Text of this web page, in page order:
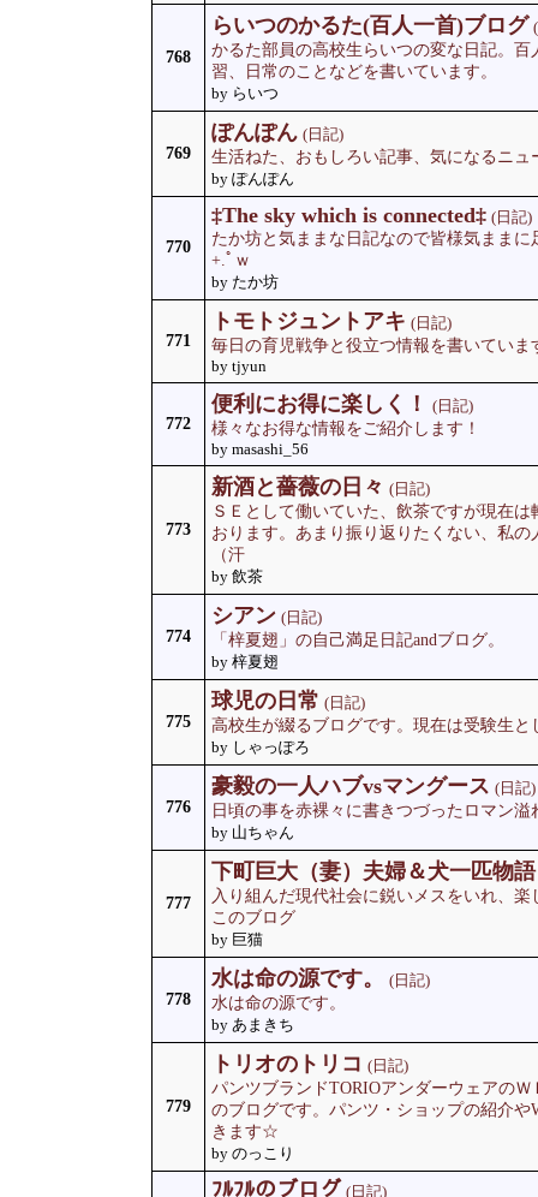
768
らいつのかるた(百人一首)ブログ
かるた部員の高校生らいつの変な日記。
習、日常のことなどを書いています。
by らいつ
769
ぽんぽん (日記)
生活ねた、おもしろい記事、気になるニュ
by ぽんぽん
770
‡The sky which is connected‡ (日記)
たか坊と気ままな日記なので皆様気まま
+.ﾟｗ
by たか坊
771
トモトジュントアキ (日記)
毎日の育児戦争と役立つ情報を書いていま
by tjyun
772
便利にお得に楽しく！
(日記)
様々なお得な情報をご紹介します！
by masashi_56
773
新酒と薔薇の日々 (日記)
ＳＥとして働いていた、飲茶ですが現在
おります。あまり振り返りたくない、私
（汗
by 飲茶
774
シアン (日記)
「梓夏翅」の自己満足日記andブログ。
by 梓夏翅
775
球児の日常 (日記)
高校生が綴るブログです。現在は受験生と
by しゃっぽろ
776
豪毅の一人ハブvsマングース (日記)
日頃の事を赤裸々に書きつづったロマン溢
by 山ちゃん
777
下町巨大（妻）夫婦＆犬一匹物語
入り組んだ現代社会に鋭いメスをいれ、
このブログ
by 巨猫
778
水は命の源です。
(日記)
水は命の源です。
by あまきち
779
トリオのトリコ (日記)
パンツブランドTORIOアンダーウェアの
のブログです。パンツ・ショップの紹介
きます☆
by のっこり
ﾌﾙﾌﾙのブログ (日記)